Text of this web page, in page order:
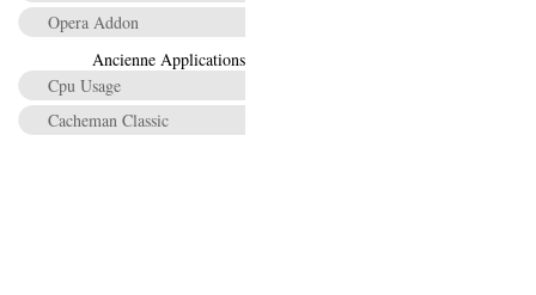
Opera Addon
Ancienne Applications
Cpu Usage
Cacheman Classic